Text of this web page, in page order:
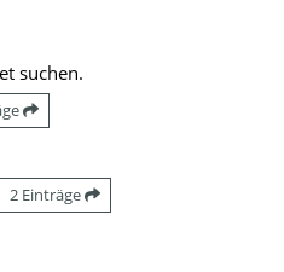
suchen.
2 Einträge